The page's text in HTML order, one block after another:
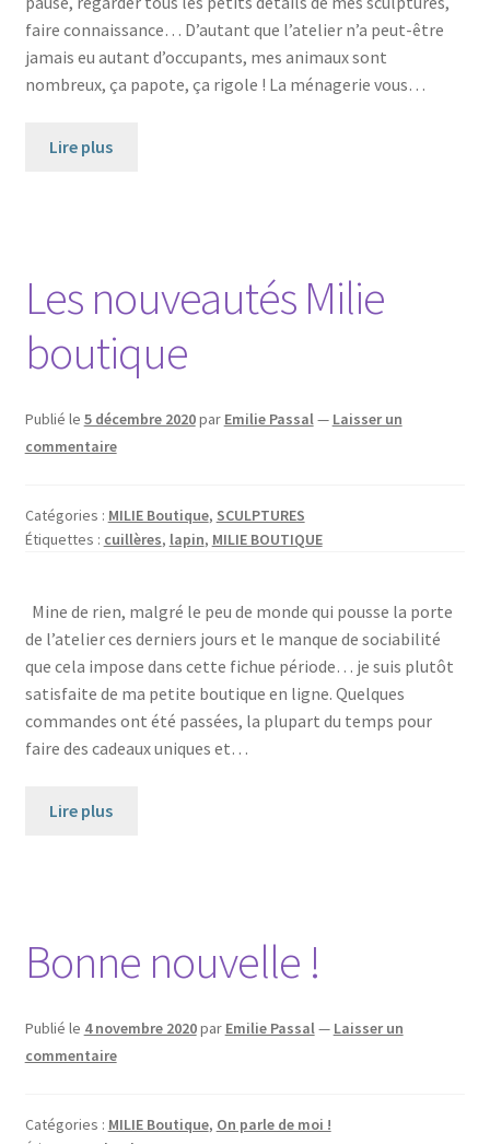
faire connaissance… D’autant que l’atelier n’a peut-être
jamais eu autant d’occupants, mes animaux sont
nombreux, ça papote, ça rigole ! La ménagerie vous…
Lire plus
Les nouveautés Milie
boutique
Publié le 5 décembre 2020par Emilie Passal— Laisser un
commentaire
Catégories : MILIE Boutique, SCULPTURES
Étiquettes : cuillères, lapin, MILIE BOUTIQUE
Mine de rien, malgré le peu de monde qui pousse la porte
de l’atelier ces derniers jours et le manque de sociabilité
que cela impose dans cette fichue période… je suis plutôt
satisfaite de ma petite boutique en ligne. Quelques
commandes ont été passées, la plupart du temps pour
faire des cadeaux uniques et…
Lire plus
Bonne nouvelle !
Publié le 4 novembre 2020par Emilie Passal— Laisser un
commentaire
Catégories : MILIE Boutique, On parle de moi !